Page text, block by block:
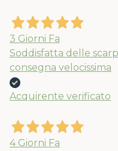
3 Giorni Fa
Soddisfatta delle
consegna velocissima
Acquirente verificato
4 Giorni Fa